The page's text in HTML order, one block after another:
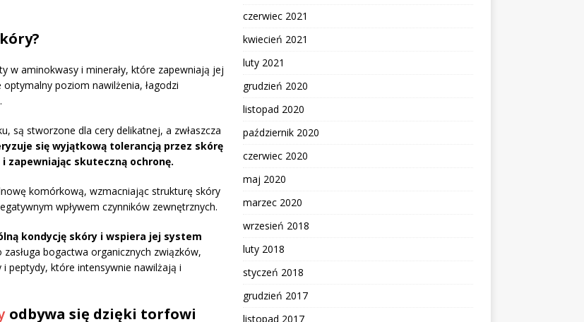
w aminokwasy i minerały, które zapewniają jej
poziom nawilżenia, łagodzi
są stworzone dla cery delikatnej, a zwłaszcza
się wyjątkową tolerancją przez skórę
zapewniając skuteczną ochronę.
komórkową, wzmacniając strukturę skóry
wpływem czynników zewnętrznych.
kondycję skóry i wspiera jej system
zasługa bogactwa organicznych związków,
peptydy, które intensywnie nawilżają i
odbywa się dzięki torfowi
czerwiec 2021
kwiecień 2021
luty 2021
grudzień 2020
listopad 2020
październik 2020
czerwiec 2020
maj 2020
marzec 2020
wrzesień 2018
luty 2018
styczeń 2018
grudzień 2017
listopad 2017